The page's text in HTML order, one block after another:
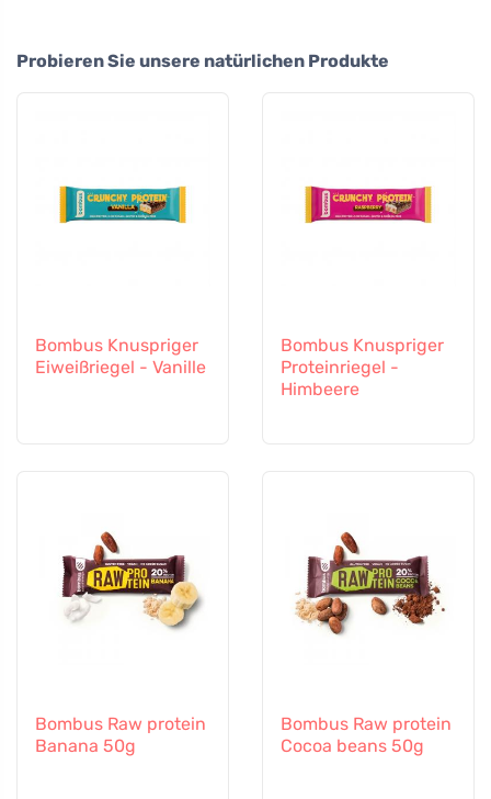
Probieren Sie unsere natürlichen Produkte
Bombus Knuspriger
Eiweißriegel - Vanille
Bombus Knuspriger
Proteinriegel -
Himbeere
Bombus Raw protein
Banana 50g
Bombus Raw protein
Cocoa beans 50g